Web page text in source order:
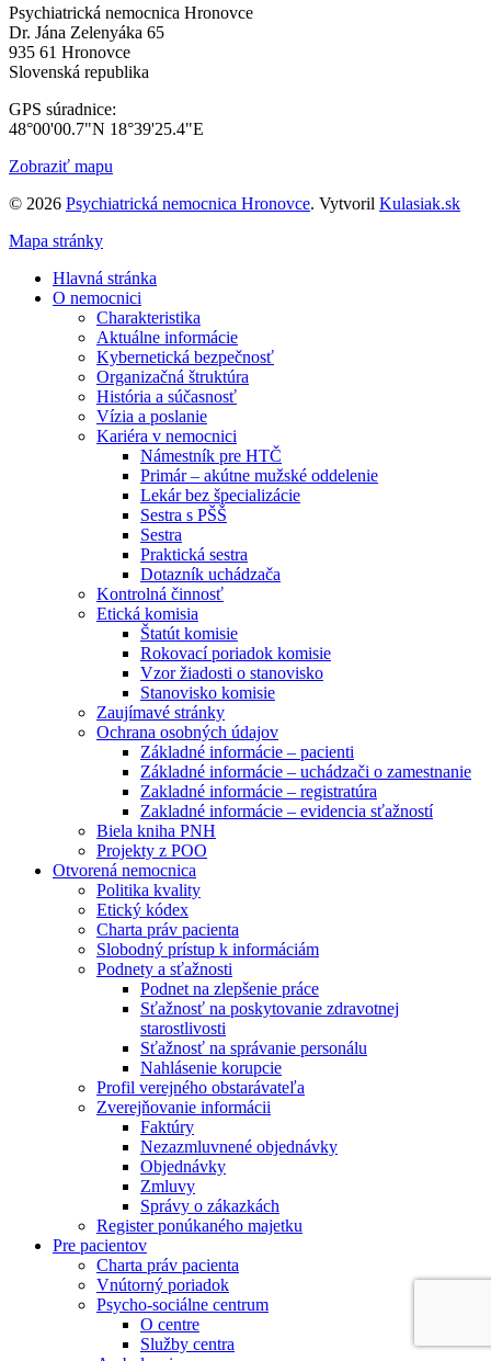
Psychiatrická nemocnica Hronovce
Dr. Jána Zelenyáka 65
935 61 Hronovce
Slovenská republika
GPS súradnice:
48°00'00.7"N 18°39'25.4"E
Zobraziť mapu
© 2026 Psychiatrická nemocnica Hronovce. Vytvoril Kulasiak.sk
Mapa stránky
Hlavná stránka
O nemocnici
Charakteristika
Aktuálne informácie
Kybernetická bezpečnosť
Organizačná štruktúra
História a súčasnosť
Vízia a poslanie
Kariéra v nemocnici
Námestník pre HTČ
Primár – akútne mužské oddelenie
Lekár bez špecializácie
Sestra s PŠŠ
Sestra
Praktická sestra
Dotazník uchádzača
Kontrolná činnosť
Etická komisia
Štatút komisie
Rokovací poriadok komisie
Vzor žiadosti o stanovisko
Stanovisko komisie
Zaujímavé stránky
Ochrana osobných údajov
Základné informácie – pacienti
Základné informácie – uchádzači o zamestnanie
Zakladné informácie – registratúra
Zakladné informácie – evidencia sťažností
Biela kniha PNH
Projekty z POO
Otvorená nemocnica
Politika kvality
Etický kódex
Charta práv pacienta
Slobodný prístup k informáciám
Podnety a sťažnosti
Podnet na zlepšenie práce
Sťažnosť na poskytovanie zdravotnej
starostlivosti
Sťažnosť na správanie personálu
Nahlásenie korupcie
Profil verejného obstarávateľa
Zverejňovanie informácii
Faktúry
Nezazmluvnené objednávky
Objednávky
Zmluvy
Správy o zákazkách
Register ponúkaného majetku
Pre pacientov
Charta práv pacienta
Vnútorný poriadok
Psycho-sociálne centrum
O centre
Služby centra